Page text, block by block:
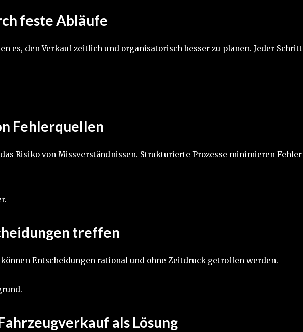
feste Abläufe
es, den Verkauf zeitlich und organisatorisch besser zu planen. Jeder Schritt
Fehlerquellen
Risiko von Missverständnissen. Strukturierte Prozesse minimieren Fehler
treffen
Entscheidungen rational und ohne Zeitdruck getroffen werden.
als Lösung